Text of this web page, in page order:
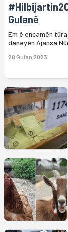
Gulanê
Em ê encamên
daneyên Ajansa
28 Gulan 2023